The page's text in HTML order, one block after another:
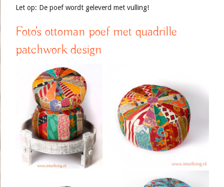
Let op: De poef wordt geleverd met vulling!
Foto’s ottoman poef met quadrille
patchwork design